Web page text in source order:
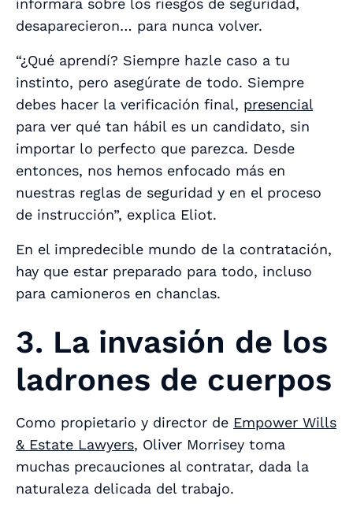
informara sobre los riesgos de seguridad,
desaparecieron… para nunca volver.
“¿Qué aprendí? Siempre hazle caso a tu
instinto, pero asegúrate de todo. Siempre
debes hacer la verificación final, presencial
para ver qué tan hábil es un candidato, sin
importar lo perfecto que parezca. Desde
entonces, nos hemos enfocado más en
nuestras reglas de seguridad y en el proceso
de instrucción”, explica Eliot.
En el impredecible mundo de la contratación,
hay que estar preparado para todo, incluso
para camioneros en chanclas.
3. La invasión de los
ladrones de cuerpos
Como propietario y director de Empower Wills
& Estate Lawyers, Oliver Morrisey toma
muchas precauciones al contratar, dada la
naturaleza delicada del trabajo.